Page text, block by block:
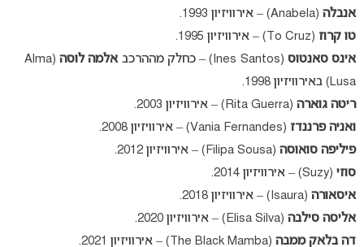
אנבלה (Anabela) – אירוויזיון 1993.
טו קרוז (To Cruz) – אירוויזיון 1995.
אינס סאנטוס (Ines Santos) – כחלק מההרכב אלמה לוסה (Alma
Lusa) באירוויזיון 1998.
ריטה גוארה (Rita Guerra) – אירוויזיון 2003.
ואניה פרננדז (Vania Fernandes) – אירוויזיון 2008.
פיליפה סואוסה (Filipa Sousa) – אירוויזיון 2012.
סוזי (Suzy) – אירוויזיון 2014.
איסאורה (Isaura) – אירוויזיון 2018.
אליסה סילבה (Elisa Silva) – אירוויזיון 2020.
דה בלאק ממבה (The Black Mamba) – אירוויזיון 2021.